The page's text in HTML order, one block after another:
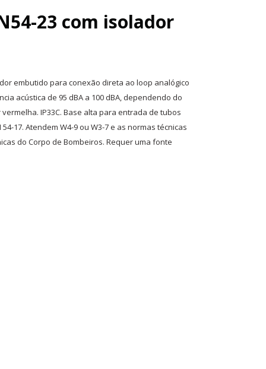
23 com isolador
embutido para conexão direta ao loop analógico
acústica de 95 dBA a 100 dBA, dependendo do
IP33C. Base alta para entrada de tubos
17. Atendem W4-9 ou W3-7 e as normas técnicas
do Corpo de Bombeiros. Requer uma fonte